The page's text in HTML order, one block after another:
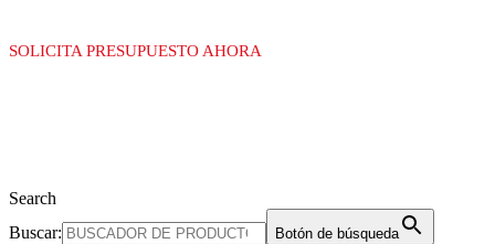
SOLICITA PRESUPUESTO AHORA
Search
Buscar:
Botón de búsqueda